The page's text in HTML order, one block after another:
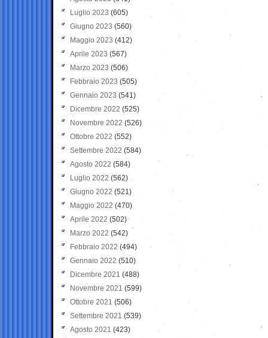
Luglio 2023 (605)
Giugno 2023 (560)
Maggio 2023 (412)
Aprile 2023 (567)
Marzo 2023 (506)
Febbraio 2023 (505)
Gennaio 2023 (541)
Dicembre 2022 (525)
Novembre 2022 (526)
Ottobre 2022 (552)
Settembre 2022 (584)
Agosto 2022 (584)
Luglio 2022 (562)
Giugno 2022 (521)
Maggio 2022 (470)
Aprile 2022 (502)
Marzo 2022 (542)
Febbraio 2022 (494)
Gennaio 2022 (510)
Dicembre 2021 (488)
Novembre 2021 (599)
Ottobre 2021 (506)
Settembre 2021 (539)
Agosto 2021 (423)